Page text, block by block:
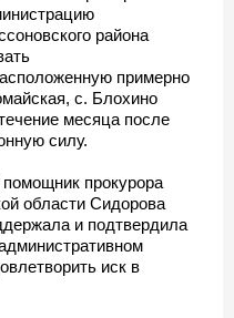
района
примерно
с. Блохино
месяца после
силу.
прокурора
области Сидорова
и подтвердила
иск в